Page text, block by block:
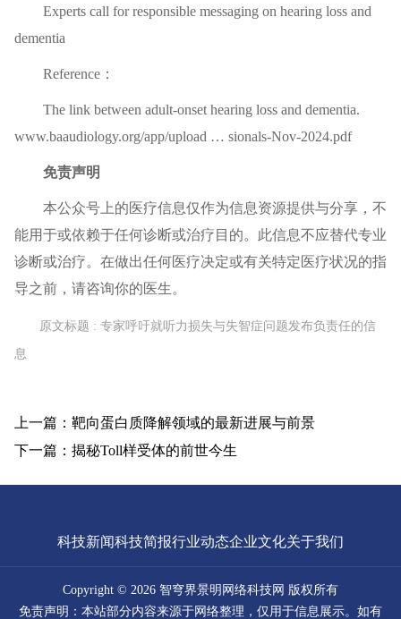
Experts call for responsible messaging on hearing loss and
dementia
Reference：
The link between adult-onset hearing loss and dementia.
www.baaudiology.org/app/upload … sionals-Nov-2024.pdf
免责声明
本公众号上的医疗信息仅作为信息资源提供与分享，不
能用于或依赖于任何诊断或治疗目的。此信息不应替代专业
诊断或治疗。在做出任何医疗决定或有关特定医疗状况的指
导之前，请咨询你的医生。
原文标题 : 专家呼吁就听力损失与失智症问题发布负责任的信
息
上一篇：靶向蛋白质降解领域的最新进展与前景
下一篇：揭秘Toll样受体的前世今生
科技新闻科技简报行业动态企业文化关于我们
Copyright © 2026 智穹界景明网络科技网 版权所有
免责声明：本站部分内容来源于网络整理，仅用于信息展示。如有